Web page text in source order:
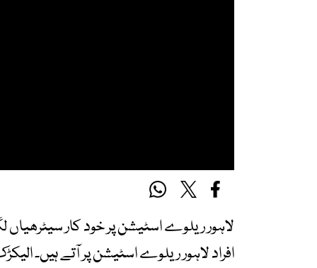
افراد لاہور ریلوے اسٹیشن پر آتے ہیں۔